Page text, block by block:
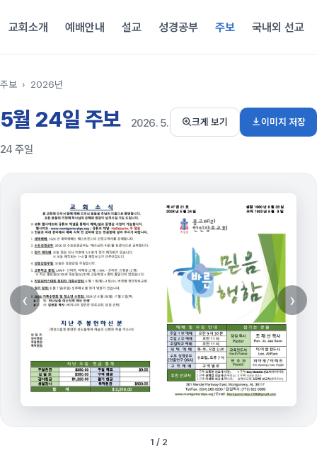
교회소개 예배안내 설교 성경공부 주보 국내외 선교
주보 › 2026년
5월 24일 주보 2026. 5.
24 주일
크게 보기 이미지 저장
‹ ›
1 / 2